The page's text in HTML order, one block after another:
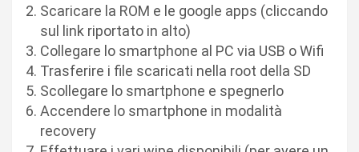
Scaricare la ROM e le google apps (cliccando
sul link riportato in alto)
Collegare lo smartphone al PC via USB o Wifi
Trasferire i file scaricati nella root della SD
Scollegare lo smartphone e spegnerlo
Accendere lo smartphone in modalità
recovery